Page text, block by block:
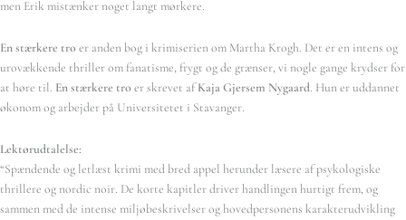
men Erik mistænker noget langt mørkere.
En stærkere tro er anden bog i krimiserien om Martha Krogh. Det er en intens og
urovækkende thriller om fanatisme, frygt og de grænser, vi nogle gange krydser for
at høre til. En stærkere tro er skrevet afKaja Gjersem Nygaard. Hun er uddannet
økonom og arbejder på Universitetet i Stavanger.
Lektørudtalelse:
“Spændende og letlæst krimi med bred appel herunder læsere af psykologiske
thrillere og nordic noir. De korte kapitler driver handlingen hurtigt frem, og
sammen med de intense miljøbeskrivelser og hovedpersonens karakterudvikling